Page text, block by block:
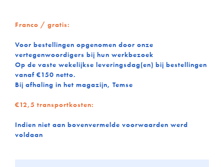
Franco / gratis:
Voor bestellingen opgenomen door onze
vertegenwoordigers bij hun werkbezoek
Op de vaste wekelijkse leveringsdag(en) bij bestellingen
vanaf €150 netto.
Bij afhaling in het magazijn, Temse
€12,5 transportkosten:
Indien niet aan bovenvermelde voorwaarden werd
voldaan